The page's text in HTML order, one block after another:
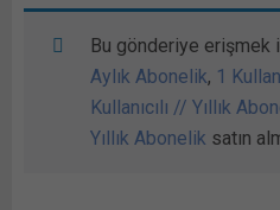
Bu gönderiye erişmek
Aylık Abonelik, 1
Kullanıcılı // Yıllık
Yıllık Abonelik satın